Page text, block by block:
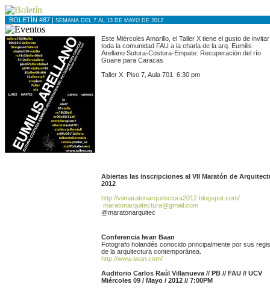
BOLETÍN #87 | SEMANA DEL 7 AL 13 DE MAYO DE 2012
Este Miércoles Amarillo, el Taller X tiene el gusto de
toda la comunidad FAU a la charla de la arq. Eumilis
Arellano Sutura-Costura-Empate: Recuperación del río
Guaire para Caracas
Taller X. Piso 7, Aula 701. 6:30 pm
Abiertas las inscripciones al VII Maratón de
2012
http://viimaratonarquitectura2012.blogspot.com/
maratonarquitectura@gmail.com
@maratonarquitec
Conferencia Iwan Baan
Fotografo holandés conocido principalmente por sus
de la arquitectura contemporánea.
http://www.iwan.com/
Auditorio Carlos Raúl Villanueva // PB // FAU // UCV
Miércoles 09 / Mayo / 2012 // 7:00PM